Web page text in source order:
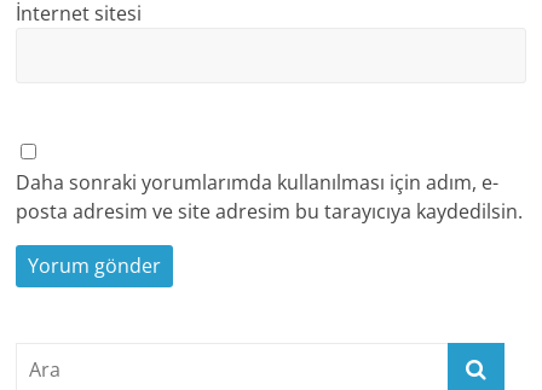
İnternet sitesi
Daha sonraki yorumlarımda kullanılması için adım, e-
posta adresim ve site adresim bu tarayıcıya kaydedilsin.